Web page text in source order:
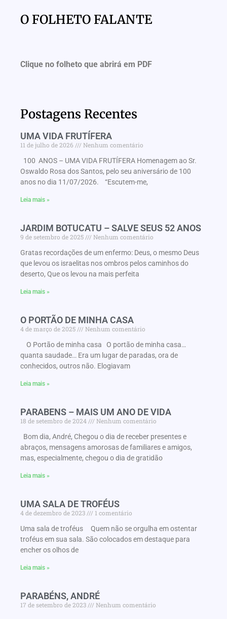
O FOLHETO FALANTE
Clique no folheto que abrirá em PDF
Postagens Recentes
UMA VIDA FRUTÍFERA
11 de julho de 2026
Nenhum comentário
100 ANOS – UMA VIDA FRUTÍFERA Homenagem ao Sr.
Oswaldo Rosa dos Santos, pelo seu aniversário de 100
anos no dia 11/07/2026. “Escutem-me,
Leia mais »
JARDIM BOTUCATU – SALVE SEUS 52 ANOS
9 de setembro de 2025
Nenhum comentário
Gratas recordações de um enfermo: Deus, o mesmo Deus
que levou os israelitas nos ombros pelos caminhos do
deserto, Que os levou na mais perfeita
Leia mais »
O PORTÃO DE MINHA CASA
4 de março de 2025
Nenhum comentário
O Portão de minha casa O portão de minha casa…
quanta saudade… Era um lugar de paradas, ora de
conhecidos, outros não. Elogiavam
Leia mais »
PARABENS – MAIS UM ANO DE VIDA
18 de setembro de 2024
Nenhum comentário
Bom dia, André, Chegou o dia de receber presentes e
abraços, mensagens amorosas de familiares e amigos,
mas, especialmente, chegou o dia de gratidão
Leia mais »
UMA SALA DE TROFÉUS
4 de dezembro de 2023
1 comentário
Uma sala de troféus Quem não se orgulha em ostentar
troféus em sua sala. São colocados em destaque para
encher os olhos de
Leia mais »
PARABÉNS, ANDRÉ
17 de setembro de 2023 Nenhum comentário